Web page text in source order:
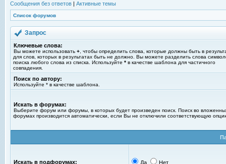
Сообщения без ответов | Активные темы
Список форумов
Запрос
Ключевые слова:
Вы можете использовать + , чтобы определить слова, которые должны быть в
для слов, которых в результатах быть не должно. Вы можете разделить слова
поиска любого слова из списка. Используйте * в качестве шаблона для частичного
совпадения.
Поиск по автору:
Используйте * в качестве шаблона.
Искать в форумах:
Выберите форум или форумы, в которых будет произведен поиск. Поиск во
форумах производится автоматически, если Вы не отключили соответствующую
Искать в подфорумах: Да Нет